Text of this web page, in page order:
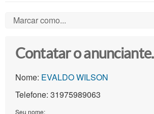
Marcar como...
Contatar o anunciante.
Nome: EVALDO WILSON
Telefone: 31975989063
Seu nome: